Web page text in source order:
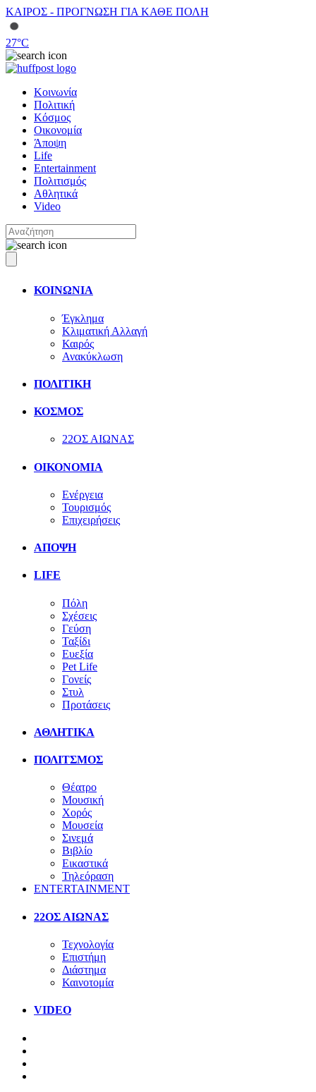
ΚΑΙΡΟΣ - ΠΡΟΓΝΩΣΗ ΓΙΑ ΚΑΘΕ ΠΟΛΗ
27°C
Κοινωνία
Πολιτική
Κόσμος
Οικονομία
Άποψη
Life
Entertainment
Πολιτισμός
Αθλητικά
Video
ΚΟΙΝΩΝΙΑ
Έγκλημα
Κλιματική Αλλαγή
Καιρός
Ανακύκλωση
ΠΟΛΙΤΙΚΗ
ΚΟΣΜΟΣ
22ΟΣ ΑΙΩΝΑΣ
ΟΙΚΟΝΟΜΙΑ
Ενέργεια
Τουρισμός
Επιχειρήσεις
ΑΠΟΨΗ
LIFE
Πόλη
Σχέσεις
Γεύση
Ταξίδι
Ευεξία
Pet Life
Γονείς
Στυλ
Προτάσεις
ΑΘΛΗΤΙΚΑ
ΠΟΛΙΤΣΜΟΣ
Θέατρο
Μουσική
Χορός
Μουσεία
Σινεμά
Βιβλίο
Εικαστικά
Τηλεόραση
ENTERTAINMENT
22ΟΣ ΑΙΩΝΑΣ
Τεχνολογία
Επιστήμη
Διάστημα
Καινοτομία
VIDEO